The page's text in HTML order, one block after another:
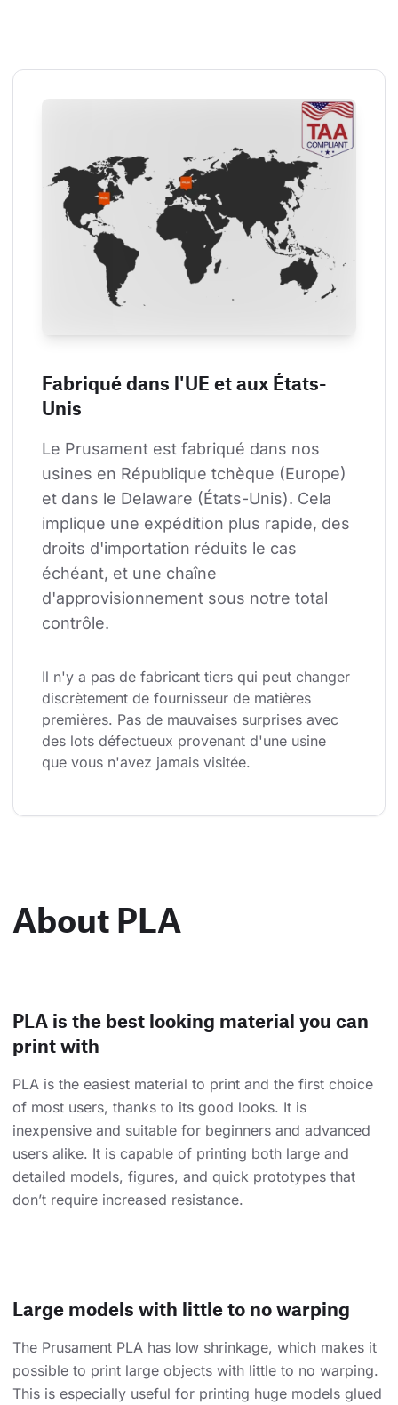
Fabriqué dans l'UE et aux États-
Unis
Le Prusament est fabriqué dans nos
usines en République tchèque (Europe)
et dans le Delaware (États-Unis). Cela
implique une expédition plus rapide, des
droits d'importation réduits le cas
échéant, et une chaîne
d'approvisionnement sous notre total
contrôle.
Il n'y a pas de fabricant tiers qui peut changer
discrètement de fournisseur de matières
premières. Pas de mauvaises surprises avec
des lots défectueux provenant d'une usine
que vous n'avez jamais visitée.
About PLA
PLA is the best looking material you can
print with
PLA is the easiest material to print and the first choice
of most users, thanks to its good looks. It is
inexpensive and suitable for beginners and advanced
users alike. It is capable of printing both large and
detailed models, figures, and quick prototypes that
don’t require increased resistance.
Large models with little to no warping
The Prusament PLA has low shrinkage, which makes it
possible to print large objects with little to no warping.
This is especially useful for printing huge models glued